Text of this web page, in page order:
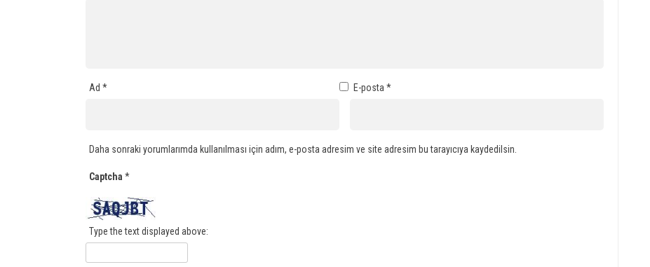
Ad * E-posta *
Daha sonraki yorumlarımda kullanılması için adım, e-posta adresim ve site adresim bu tarayıcıya kaydedilsin.
Captcha *
Type the text displayed above: